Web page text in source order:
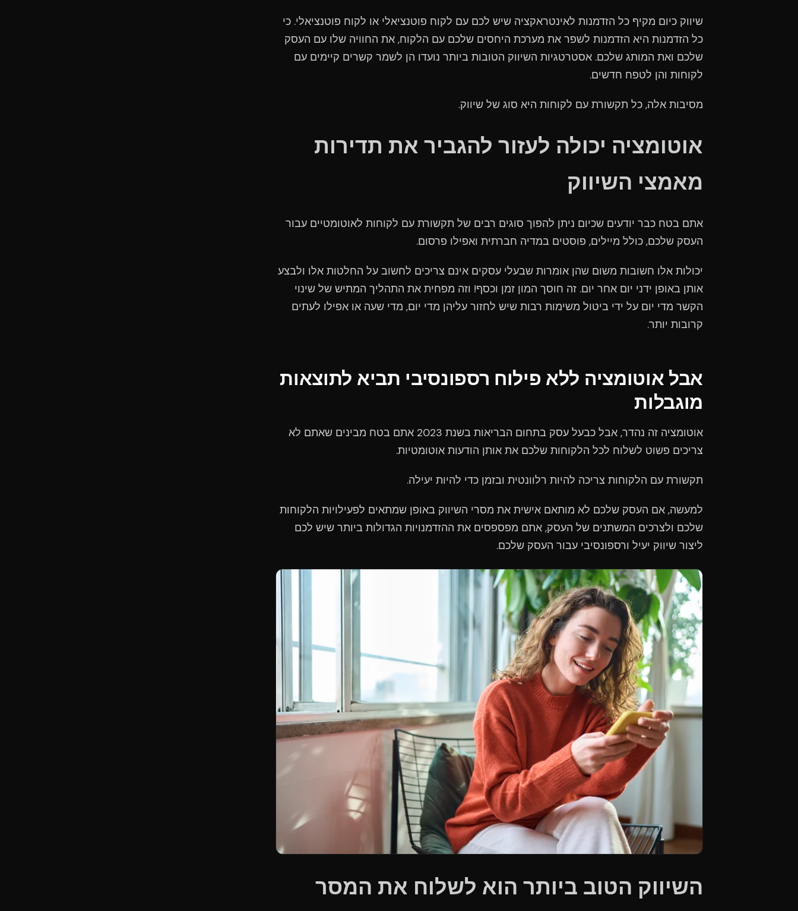
שיווק כיום מקיף כל הזדמנות לאינטראקציה שיש לכם עם לקוח פוטנציאלי או לקוח פוטנציאלי. כי
כל הזדמנות היא הזדמנות לשפר את מערכת היחסים שלכם עם הלקוח, את החוויה שלו עם העסק
שלכם ואת המותג שלכם. אסטרטגיות השיווק הטובות ביותר נועדו הן לשמר קשרים קיימים עם
לקוחות והן לטפח חדשים.
מסיבות אלה, כל תקשורת עם לקוחות היא סוג של שיווק.
אוטומציה יכולה לעזור להגביר את תדירות
מאמצי השיווק
אתם בטח כבר יודעים שכיום ניתן להפוך סוגים רבים של תקשורת עם לקוחות לאוטומטיים עבור
העסק שלכם, כולל מיילים, פוסטים במדיה חברתית ואפילו פרסום.
יכולות אלו חשובות משום שהן אומרות שבעלי עסקים אינם צריכים לחשוב על החלטות אלו ולבצע
אותן באופן ידני יום אחר יום. זה חוסך המון זמן וכסף! וזה מפחית את התהליך המתיש של שינוי
הקשר מדי יום על ידי ביטול משימות רבות שיש לחזור עליהן מדי יום, מדי שעה או אפילו לעתים
קרובות יותר.
אבל אוטומציה ללא פילוח רספונסיבי תביא לתוצאות
מוגבלות
אוטומציה זה נהדר, אבל כבעל עסק בתחום הבריאות בשנת 2023 אתם בטח מבינים שאתם לא
צריכים פשוט לשלוח לכל הלקוחות שלכם את אותן הודעות אוטומטיות.
תקשורת עם הלקוחות צריכה להיות רלוונטית ובזמן כדי להיות יעילה.
למעשה, אם העסק שלכם לא מותאם אישית את מסרי השיווק באופן שמתאים לפעילויות הלקוחות
שלכם ולצרכים המשתנים של העסק, אתם מפספסים את ההזדמנויות הגדולות ביותר שיש לכם
ליצור שיווק יעיל ורספונסיבי עבור העסק שלכם.
השיווק הטוב ביותר הוא לשלוח את המסר